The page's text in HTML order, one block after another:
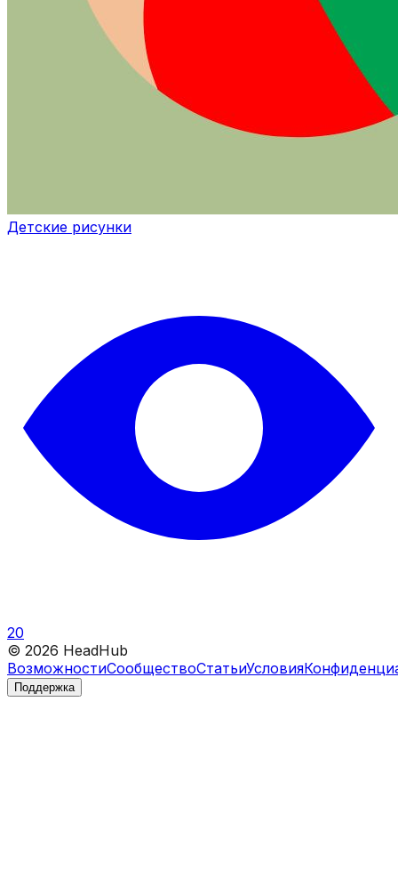
Детские рисунки
20
© 2026 HeadHub
ВозможностиСообществоСтатьиУсловия
Поддержка